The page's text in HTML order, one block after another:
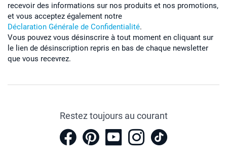
recevoir des informations sur nos produits et nos promotions,
et vous acceptez également notre
Déclaration Générale de Confidentialité.
Vous pouvez vous désinscrire à tout moment en cliquant sur
le lien de désinscription repris en bas de chaque newsletter
que vous recevrez.
Restez toujours au courant